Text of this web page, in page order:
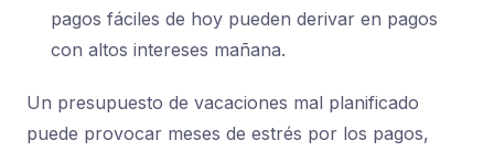
pagos fáciles de hoy pueden derivar en pagos
con altos intereses mañana.
Un presupuesto de vacaciones mal planificado
puede provocar meses de estrés por los pagos,